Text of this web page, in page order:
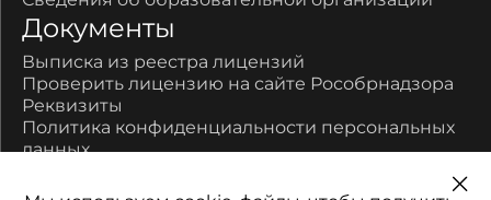
Документы
Выписка из реестра лицензий
Проверить лицензию на сайте Рособрнадзора
Реквизиты
Политика конфиденциальности персональных
данных